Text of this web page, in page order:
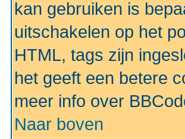
kan gebruiken is
uitschakelen op het
HTML, tags zijn
het geeft een betere
meer info over
Naar boven